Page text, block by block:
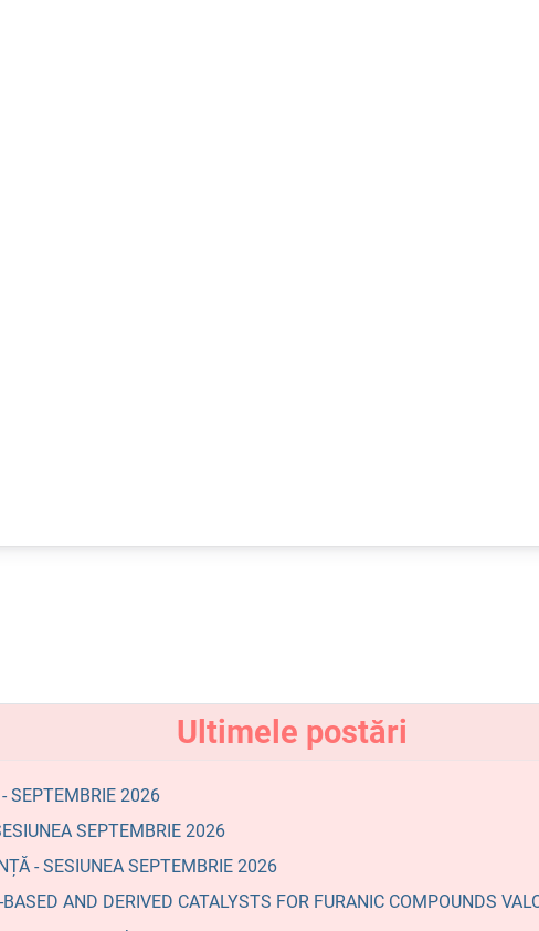
Ultimele postări
SEPTEMBRIE 2026
SEPTEMBRIE 2026
- SESIUNEA SEPTEMBRIE 2026
AND DERIVED CATALYSTS FOR FURANIC COMPOUNDS